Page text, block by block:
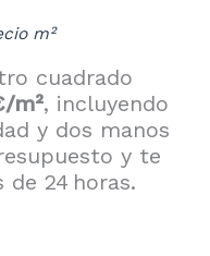
m²
cuadrado
m², incluyendo
y dos manos
y te
24 horas.